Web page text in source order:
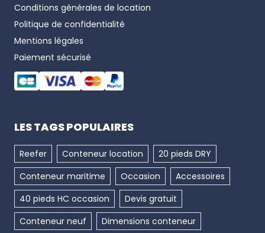
Conditions générales de location
Politique de confidentialité
Mentions légales
Paiement sécurisé
LES TAGS POPULAIRES
Reefer Conteneur location
20 pieds DRY
Conteneur maritime
Occasion
Accessoires
40 pieds HC occasion
Devis gratuit
Conteneur neuf
Dimensions conteneur